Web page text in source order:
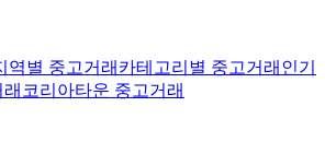
역별 중고거래 카테고리별 중고거래 인기
코리아타운 중고거래